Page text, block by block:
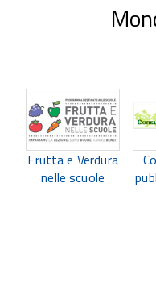
Frutta e Verdura
nelle scuole